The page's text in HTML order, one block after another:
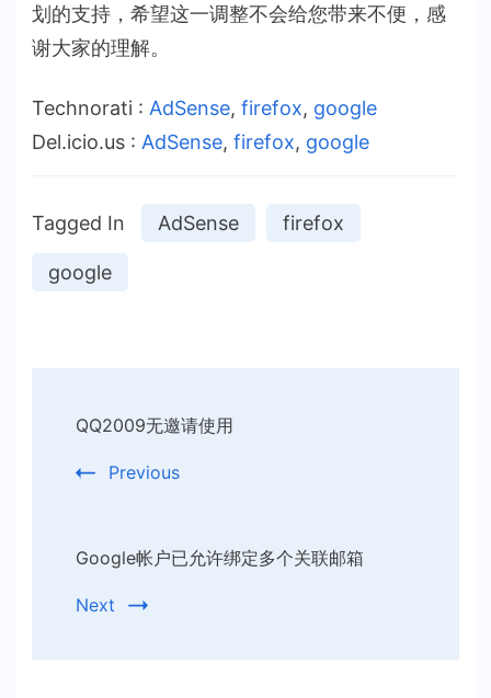
划的支持，希望这一调整不会给您带来不便，感
谢大家的理解。
Technorati : AdSense, firefox, google
Del.icio.us : AdSense, firefox, google
Tagged In AdSense firefox
google
Navigation
QQ2009无邀请使用
Previous
Google帐户已允许绑定多个关联邮箱
Next